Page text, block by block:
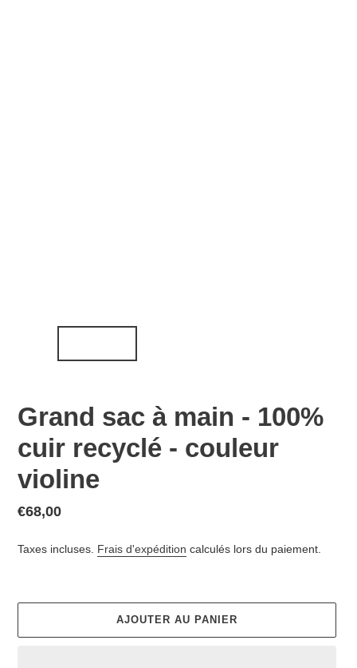
Grand sac à main - 100%
cuir recyclé - couleur
violine
Prix
€68,00
Taxes incluses. Frais d'expédition calculés lors du paiement.
AJOUTER AU PANIER